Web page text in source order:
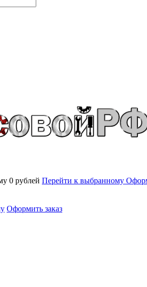
0 рублей Перейти к выбранному
Оформить заказ